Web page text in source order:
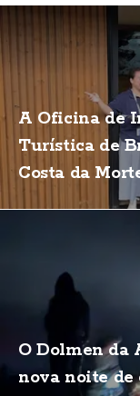
A Oficina de
Turística de
Costa da
O Dolmen da
nova noite de